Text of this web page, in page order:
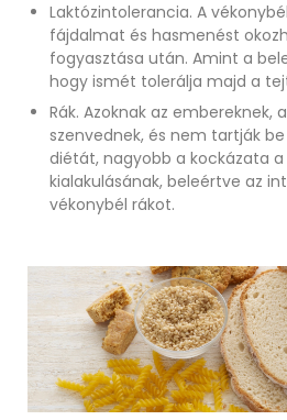
Laktózintolerancia. A
fájdalmat és hasmenést
fogyasztása után. Amint a
hogy ismét tolerálja majd a
Rák. Azoknak az embereknek,
szenvednek, és nem tartják
diétát, nagyobb a kockázata
kialakulásának, beleértve az
vékonybél rákot.